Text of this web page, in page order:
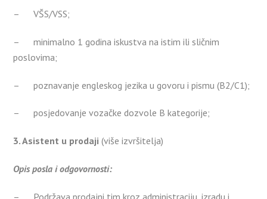
– VŠS/VSS;
– minimalno 1 godina iskustva na istim ili sličnim
poslovima;
– poznavanje engleskog jezika u govoru i pismu (B2/C1);
– posjedovanje vozačke dozvole B kategorije;
3. Asistent u prodaji(više izvršitelja)
Opis posla i odgovornosti:
– Podržava prodajni tim kroz administraciju, izradu i